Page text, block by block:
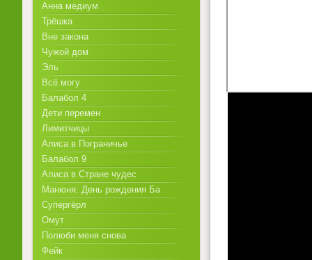
Анна медиум
Трёшка
Вне закона
Чужой дом
Эль
Всё могу
Балабол 4
Дети перемен
Лимитчицы
Алиса в Пограничье
Балабол 9
Алиса в Стране чудес
Манюня: День рождения Ба
Супергёрл
Омут
Полюби меня снова
Фейк